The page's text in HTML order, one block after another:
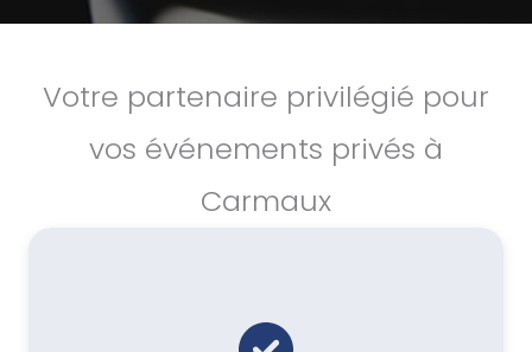
Votre partenaire privilégié pour
vos événements privés à
Carmaux